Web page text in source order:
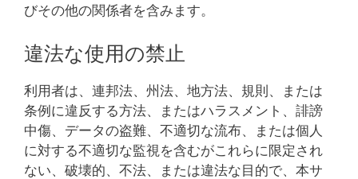
びその他の関係者を含みます。
違法な使用の禁止
利用者は、連邦法、州法、地方法、規則、または
条例に違反する方法、またはハラスメント、誹謗
中傷、データの盗難、不適切な流布、または個人
に対する不適切な監視を含むがこれらに限定され
ない、破壊的、不法、または違法な目的で、本サ